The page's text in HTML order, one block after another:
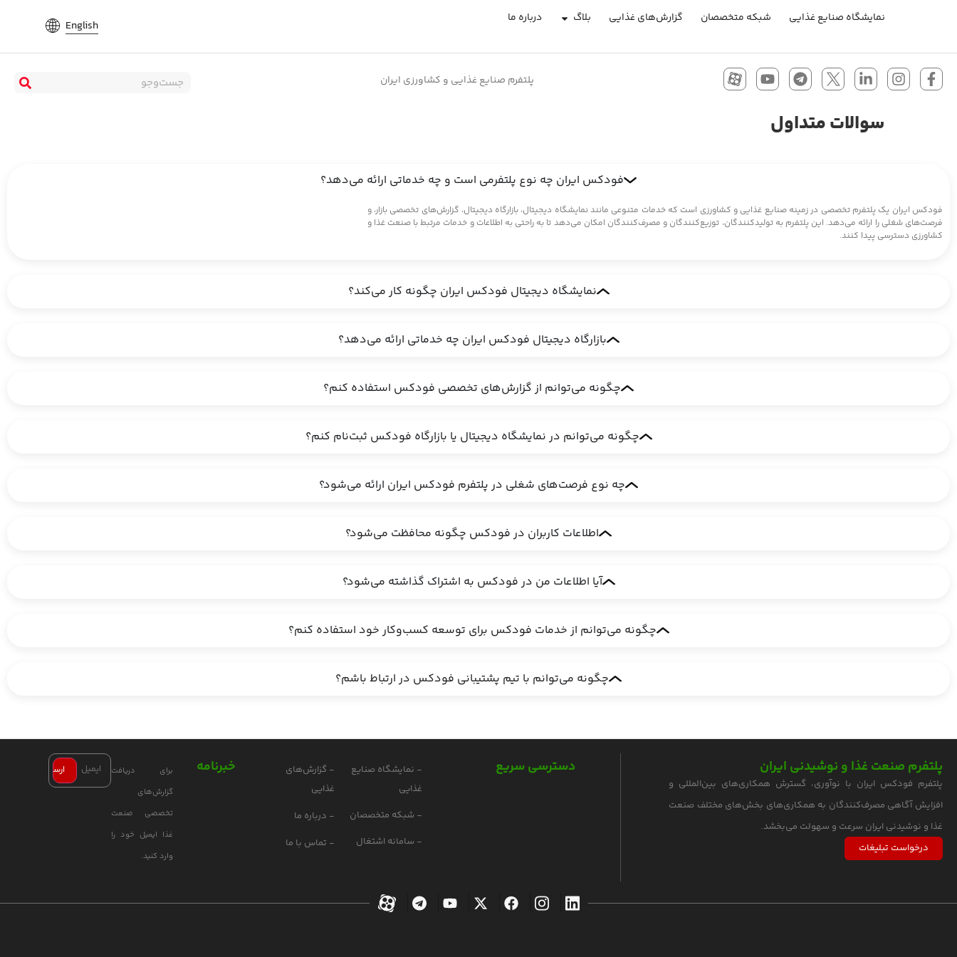
نمایشگاه صنایع غذایی شبکه متخصصان گزارش‌های غذایی بلاگ درباره ما English
پلتفرم صنایع غذایی و کشاورزی ایران
سوالات متداول
فودکس ایران چه نوع پلتفرمی است و چه خدماتی ارائه می‌دهد؟
فودکس ایران یک پلتفرم تخصصی در زمینه صنایع غذایی و کشاورزی است که خدمات متنوعی مانند نمایشگاه دیجیتال، بازارگاه دیجیتال، گزارش‌های تخصصی بازار، و
فرصت‌های شغلی را ارائه می‌دهد. این پلتفرم به تولیدکنندگان، توزیع‌کنندگان و مصرف‌کنندگان امکان می‌دهد تا به راحتی به اطلاعات و خدمات مرتبط با صنعت غذا و
کشاورزی دسترسی پیدا کنند.
نمایشگاه دیجیتال فودکس ایران چگونه کار می‌کند؟
بازارگاه دیجیتال فودکس ایران چه خدماتی ارائه می‌دهد؟
چگونه می‌توانم از گزارش‌های تخصصی فودکس استفاده کنم؟
چگونه می‌توانم در نمایشگاه دیجیتال یا بازارگاه فودکس ثبت‌نام کنم؟
چه نوع فرصت‌های شغلی در پلتفرم فودکس ایران ارائه می‌شود؟
اطلاعات کاربران در فودکس چگونه محافظت می‌شود؟
آیا اطلاعات من در فودکس به اشتراک گذاشته می‌شود؟
چگونه می‌توانم از خدمات فودکس برای توسعه کسب‌وکار خود استفاده کنم؟
چگونه می‌توانم با تیم پشتیبانی فودکس در ارتباط باشم؟
پلتفرم صنعت غذا و نوشیدنی ایران
پلتفرم فودکس ایران با نوآوری، گسترش همکاری‌های بین‌المللی و
افزایش آگاهی مصرف‌کنندگان به همکاری‌های بخش‌های مختلف صنعت
غذا و نوشیدنی ایران سرعت و سهولت می‌بخشد.
درخواست تبلیغات
دسترسی سریع
- نمایشگاه صنایع
غذایی
- شبکه متخصصان
- سامانه اشتغال
- گزارش‌های
غذایی
- درباره ما
- تماس با ما
خبرنامه
برای دریافت
گزارش‌های
تخصصی صنعت
غذا ایمیل خود را
وارد کنید.